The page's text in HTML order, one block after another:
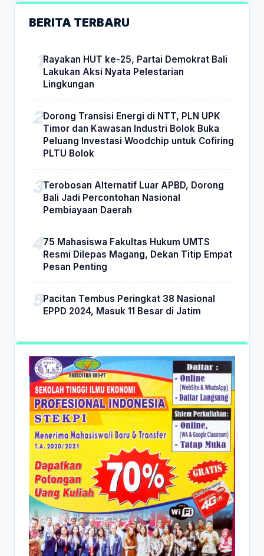
BERITA TERBARU
Rayakan HUT ke-25, Partai Demokrat Bali
Lakukan Aksi Nyata Pelestarian
Lingkungan
Dorong Transisi Energi di NTT, PLN UPK
Timor dan Kawasan Industri Bolok Buka
Peluang Investasi Woodchip untuk Cofiring
PLTU Bolok
Terobosan Alternatif Luar APBD, Dorong
Bali Jadi Percontohan Nasional
Pembiayaan Daerah
75 Mahasiswa Fakultas Hukum UMTS
Resmi Dilepas Magang, Dekan Titip Empat
Pesan Penting
Pacitan Tembus Peringkat 38 Nasional
EPPD 2024, Masuk 11 Besar di Jatim